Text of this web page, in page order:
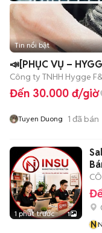
Tin nổi bật
📣[PHỤC VỤ –
Công ty TNHH Hygge
Đến 30.000 đ/giờ
Tuyen Duong 1 đã bán
1 phút trước 1
N